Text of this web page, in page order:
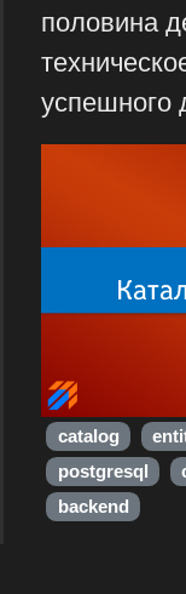
половина
успешного
catalog
postgresql
backend